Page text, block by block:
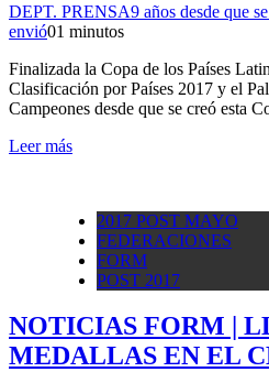
DEPT. PRENSA9 años desde que
envió01 minutos
Finalizada la Copa de los Países
Clasificación por Países 2017 y el
Campeones desde que se creó esta
Leer más
2017 POST MAYO
FEDERACIONES
FORM
POST 2017
NOTICIAS FORM |
MEDALLAS EN EL